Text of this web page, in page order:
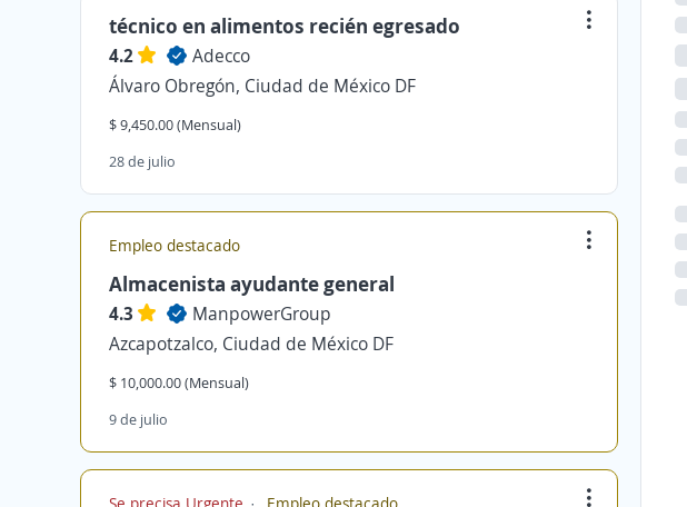
técnico en alimentos recién egresado
4.2
Adecco
Álvaro Obregón, Ciudad de México DF
$ 9,450.00 (Mensual)
28 de julio
Empleo destacado
Almacenista ayudante general
4.3
ManpowerGroup
Azcapotzalco, Ciudad de México DF
$ 10,000.00 (Mensual)
9 de julio